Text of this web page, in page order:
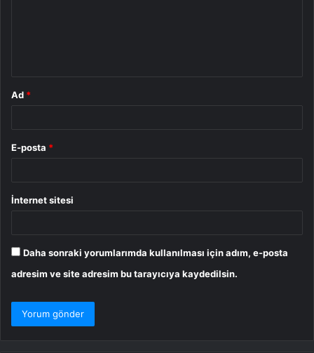
Ad *
E-posta *
İnternet sitesi
Daha sonraki yorumlarımda kullanılması için adım, e-posta
adresim ve site adresim bu tarayıcıya kaydedilsin.